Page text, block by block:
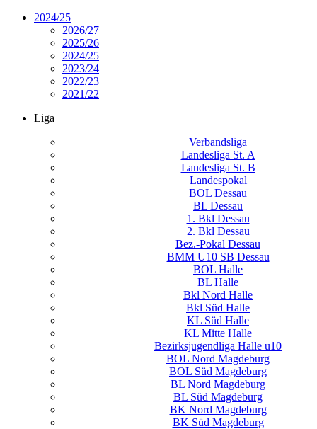
2024/25
2026/27
2025/26
2024/25
2023/24
2022/23
2021/22
Liga
Verbandsliga
Landesliga St. A
Landesliga St. B
Landespokal
BOL Dessau
BL Dessau
1. Bkl Dessau
2. Bkl Dessau
Bez.-Pokal Dessau
BMM U10 SB Dessau
BOL Halle
BL Halle
Bkl Nord Halle
Bkl Süd Halle
KL Süd Halle
KL Mitte Halle
Bezirksjugendliga Halle u10
BOL Nord Magdeburg
BOL Süd Magdeburg
BL Nord Magdeburg
BL Süd Magdeburg
BK Nord Magdeburg
BK Süd Magdeburg